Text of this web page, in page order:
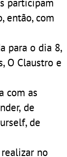
então, com
para o dia 8,
O Claustro e
com as
de
de
no